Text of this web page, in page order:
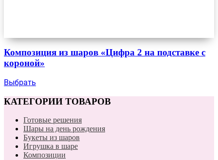
Композиция из шаров «Цифра 2 на подставке с
короной»
Выбрать
КАТЕГОРИИ ТОВАРОВ
Готовые решения
Шары на день рождения
Букеты из шаров
Игрушка в шаре
Композиции